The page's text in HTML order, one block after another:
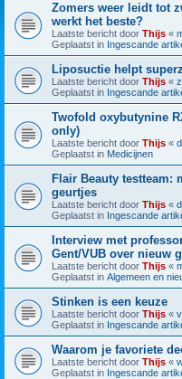
Zomers weer leidt tot
werkt het beste?
Laatste bericht door Thijs «
Geplaatst in Ingescande
Liposuctie helpt
Laatste bericht door Thijs «
Geplaatst in Ingescande
Twofold oxybutynine
only)
Laatste bericht door Thijs «
Geplaatst in Medicijnen
Flair Beauty testteam:
geurtjes
Laatste bericht door Thijs «
Geplaatst in Ingescande
Interview met
Gent/VUB over nieuw
Laatste bericht door Thijs «
Geplaatst in Algemeen en
Stinken is een keuze
Laatste bericht door Thijs «
Geplaatst in Ingescande
Waarom je favoriete
Laatste bericht door Thijs «
Geplaatst in Ingescande